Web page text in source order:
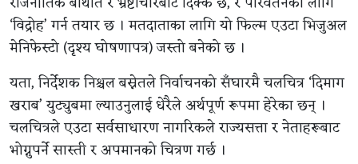
‘विद्रोह’ गर्न तयार छ । मतदाताका लागि यो फिल्म एउटा भिजुअल
मेनिफेस्टो (दृश्य घोषणापत्र) जस्तो बनेको छ ।
यता, निर्देशक निश्चल बस्नेतले निर्वाचनको सँघारमै चलचित्र ‘दिमाग
खराब’ युट्युबमा ल्याउनुलाई धेरैले अर्थपूर्ण रूपमा हेरेका छन् ।
चलचित्रले एउटा सर्वसाधारण नागरिकले राज्यसत्ता र नेताहरूबाट
भोग्नुपर्ने सास्ती र अपमानको चित्रण गर्छ ।